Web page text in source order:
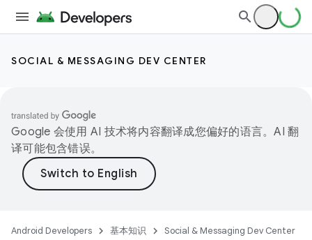
SOCIAL & MESSAGING DEV CENTER
Google 会使用 AI 技术将内容翻译成您偏好的语言。AI 翻
译可能包含错误。
Android Developers 基本知识
Social & Messaging Dev Center